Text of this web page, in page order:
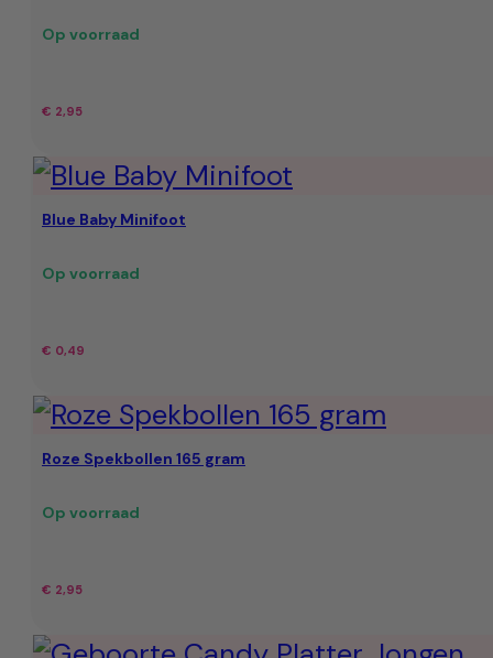
Op voorraad
€ 2,95
Blue Baby Minifoot
Op voorraad
€ 0,49
Roze Spekbollen 165 gram
Op voorraad
€ 2,95